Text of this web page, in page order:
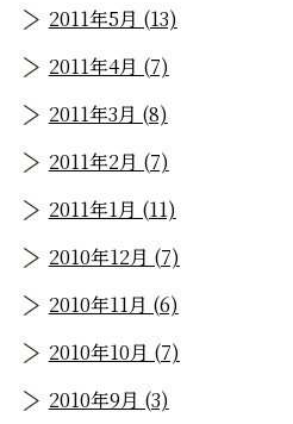
2011年5月 (13)
2011年4月 (7)
2011年3月 (8)
2011年2月 (7)
2011年1月 (11)
2010年12月 (7)
2010年11月 (6)
2010年10月 (7)
2010年9月 (3)